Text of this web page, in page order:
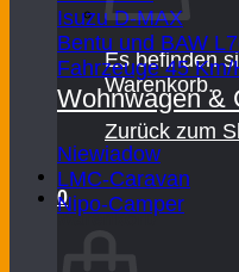
Es befinden
Warenkorb.
Zurück zum
0
Warenkorb
Isuzu D-MAX
Bentu und BAW
Fahrzeuge 45 Km/
Wohnwagen &
Niewiadow
LMC-Caravan
Nipo-Camper